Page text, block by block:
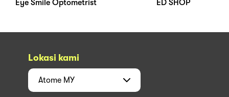
Eye Smile Optometrist ED SHOP
Lokasi kami
Atome MY